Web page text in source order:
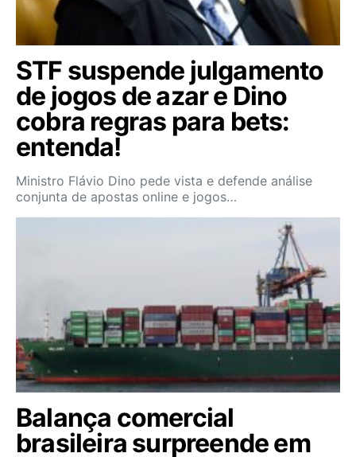
STF suspende julgamento
de jogos de azar e Dino
cobra regras para bets:
entenda!
Ministro Flávio Dino pede vista e defende análise
conjunta de apostas online e jogos…
Balança comercial
brasileira surpreende em